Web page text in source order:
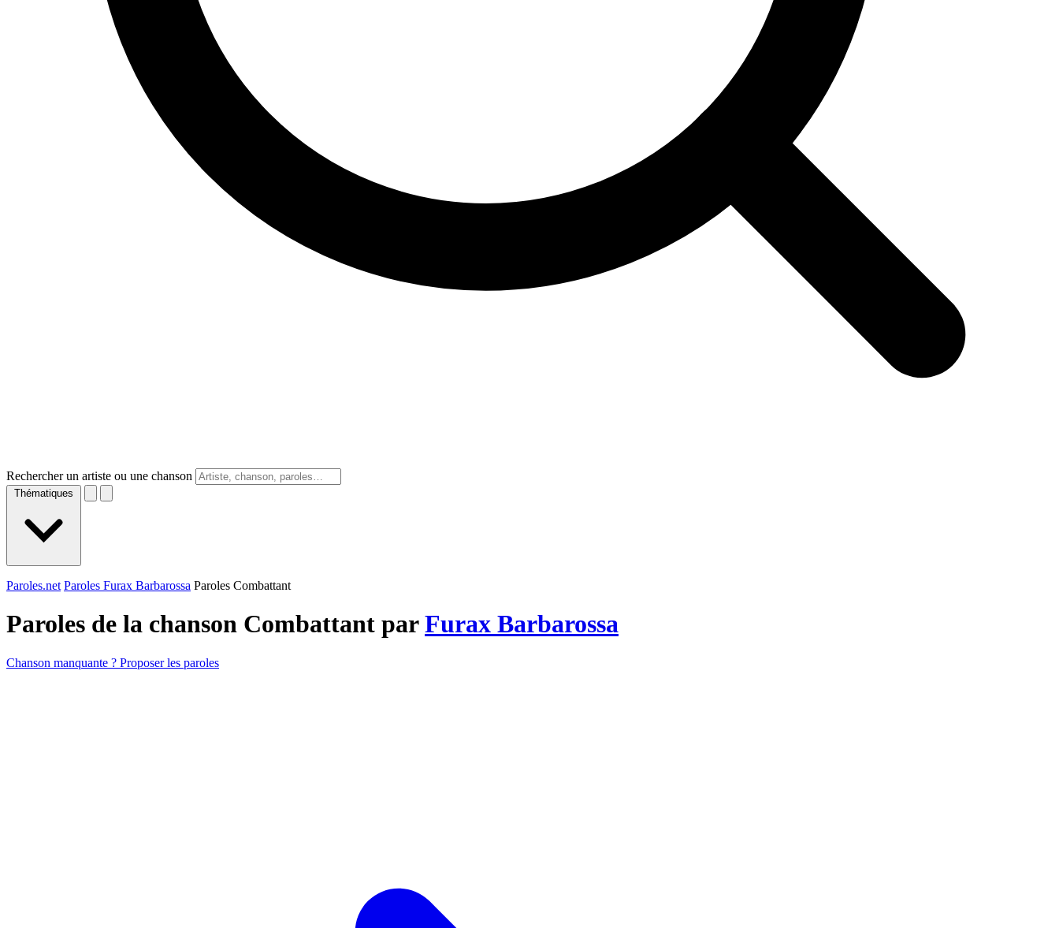
Rechercher un artiste ou une chanson
Thématiques
Paroles.net Paroles Furax Barbarossa Paroles Combattant
Paroles de la chanson Combattant parFurax Barbarossa
Chanson manquante ? Proposer les paroles